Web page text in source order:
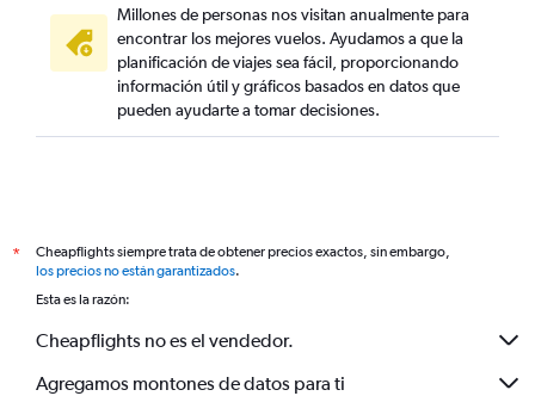
Millones de personas nos visitan anualmente para
encontrar los mejores vuelos. Ayudamos a que la
planificación de viajes sea fácil, proporcionando
información útil y gráficos basados en datos que
pueden ayudarte a tomar decisiones.
*
Cheapflights siempre trata de obtener precios exactos, sin embargo,
los precios no están garantizados.
Esta es la razón:
Cheapflights no es el vendedor.
Agregamos montones de datos para ti